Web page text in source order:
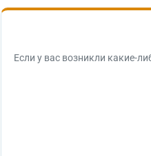
Если у вас возникли какие-